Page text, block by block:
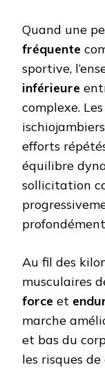
Quand une
fréquente
sportive,
inférieure
complexe. Les
efforts
équilibre
sollicitation
Au fil des
musculaires
force et
marche
et bas du
les risques